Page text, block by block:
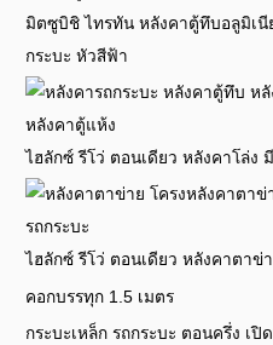
มิตซูบิชิ ไทรทัน หลังคาตู้ทึบอลูมิเนี
กระบะ หัวสีฟ้า
ไฮลักซ์ รีโว่ ตอนเดียว หลังคาโล่ง
ไฮลักซ์ รีโว่ ตอนเดียว หลังคาตาข่
คอกบรรทุก 1.5 เมตร
กระบะเหล็ก รถกระบะ ตอนครึ่ง เปิ